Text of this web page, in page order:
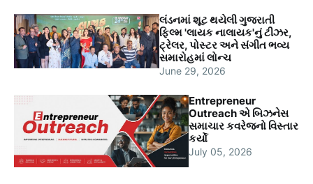
લંડનમાં શૂટ થયેલી ગુજરાતી
ફિલ્મ 'લાયક નાલાયક'નું ટીઝર,
ટ્રેલર, પોસ્ટર અને સંગીત ભવ્ય
સમારોહમાં લોન્ચ
June 29, 2026
Entrepreneur
Outreach એ બિઝનેસ
સમાચાર કવરેજનો વિસ્તાર
કર્યો
July 05, 2026